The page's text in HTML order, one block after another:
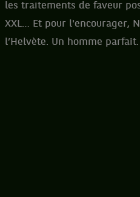
les traitements de faveur
XXL… Et pour l'encourager,
l’Helvète. Un homme parfait.